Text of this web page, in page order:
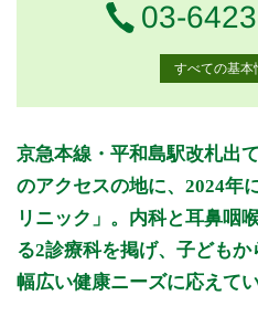
電話番
03-
すべての基本
診療時間 月月曜日
火
9:30～12:00
●
9:30～12:30
●
9:30～13:00
14:00～18:00
●
京急本線・平和島駅改札出
のアクセスの地に、2024年
リニック」。内科と耳鼻咽
る2診療科を掲げ、子ども
幅広い健康ニーズに応えてい